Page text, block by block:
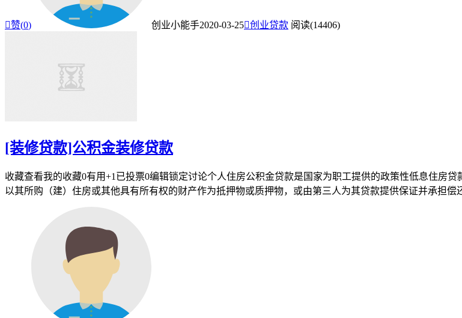
赞(0) 创业小能手2020-03-25创业贷款 阅读(14406)
[装修贷款]公积金装修贷款
收藏查看我的收藏0有用+1已投票0编辑锁定讨论个人住房公积金贷款是国家为职工提供的政策性低息住房
以其所购（建）住房或其他具有所有权的财产作为抵押物或质押物，或由第三人为其贷款提供保证并承担